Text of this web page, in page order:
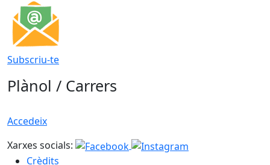
Subscriu-te
Plànol / Carrers
Accedeix
Xarxes socials:
Crèdits